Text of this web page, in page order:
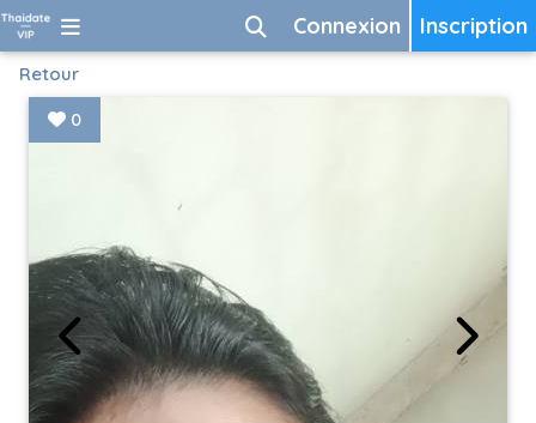
Inscription
Connexion
Retour
0